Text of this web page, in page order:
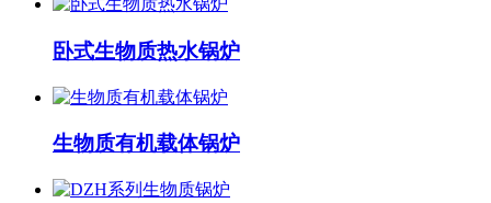
卧式生物质热水锅炉
生物质有机载体锅炉